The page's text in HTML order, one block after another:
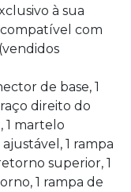
à sua
com
de base, 1
direito do
1 martelo
1 rampa
superior, 1
1 rampa de